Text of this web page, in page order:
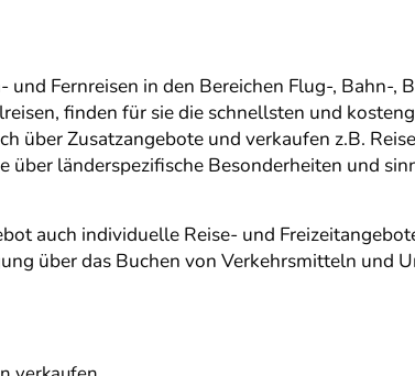
Fernreisen in den Bereichen Flug-, Bahn-,
finden für sie die schnellsten und
über Zusatzangebote und verkaufen z.B.
über länderspezifische Besonderheiten und
auch individuelle Reise- und
über das Buchen von Verkehrsmitteln und